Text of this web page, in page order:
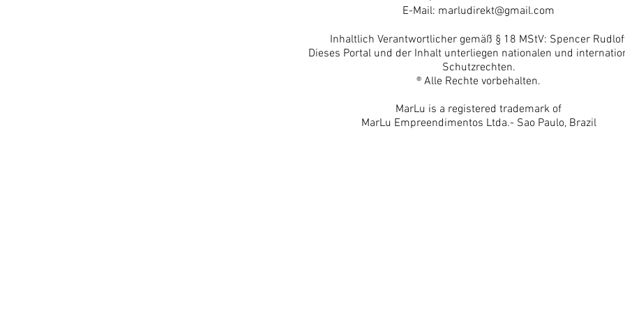
E-Mail: marludirekt@gmail.com
Inhaltlich Verantwortlicher gemäß § 18 MStV: Spencer
Dieses Portal und der Inhalt unterliegen nationalen und
Schutzrechten.
® Alle Rechte vorbehalten.
MarLu is a registered trademark of
MarLu Empreendimentos Ltda.- Sao Paulo, Brazil